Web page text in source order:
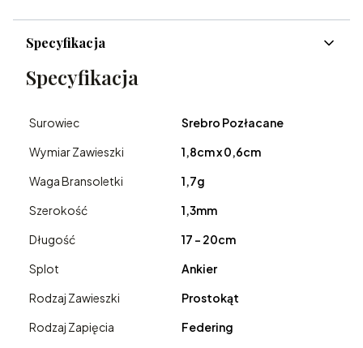
Specyfikacja
Specyfikacja
Surowiec
Srebro Pozłacane
Wymiar Zawieszki
1,8cm x 0,6cm
Waga Bransoletki
1,7g
Szerokość
1,3mm
Długość
17 - 20cm
Splot
Ankier
Rodzaj Zawieszki
Prostokąt
Rodzaj Zapięcia
Federing